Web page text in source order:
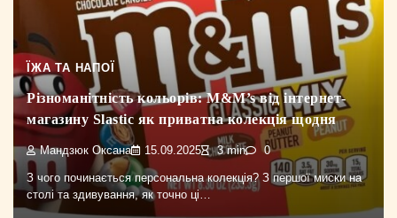
ЇЖА ТА НАПОЇ
Різноманітність кольорів: M&M’s від інтернет-
магазину Slastic як приватна колекція щодня
Мандзюк Оксана 15.09.2025 3 min 0
З чого починається персональна колекція? З першої миски на
столі та здивування, як точно ці…